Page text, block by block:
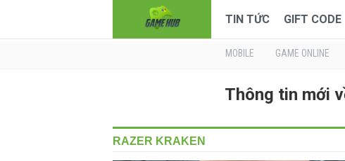
TIN TỨC GIFT CODE
MOBILE GAME ONLINE
Thông tin mới
RAZER KRAKEN